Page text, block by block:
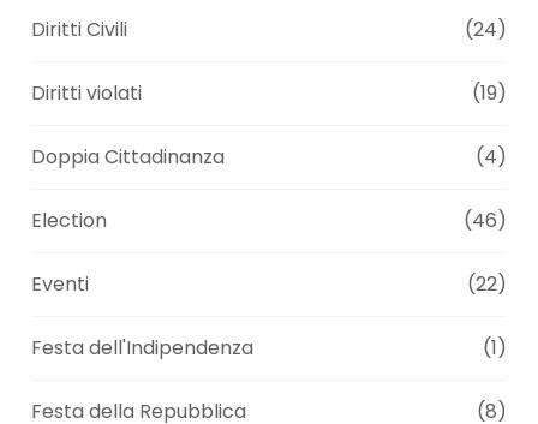
Diritti Civili (24)
Diritti violati (19)
Doppia Cittadinanza (4)
Election (46)
Eventi (22)
Festa dell'Indipendenza (1)
Festa della Repubblica (8)